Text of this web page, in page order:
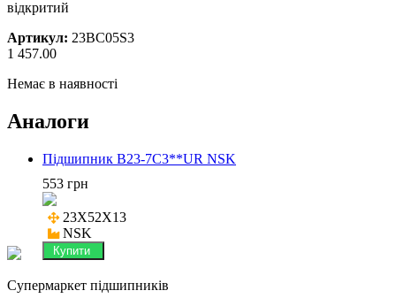
відкритий
Артикул: 23BC05S3
1 457.00
Немає в наявності
Аналоги
Підшипник B23-7C3**UR NSK
553 грн
23X52X13
NSK
Купити
Cупермаркет підшипників